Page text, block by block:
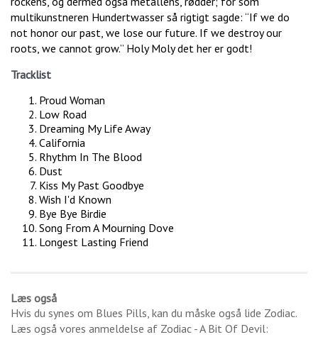
multikunstneren Hundertwasser så rigtigt sagde: “If we do
not honor our past, we lose our future. If we destroy our
roots, we cannot grow.” Holy Moly det her er godt!
Tracklist
Proud Woman
Low Road
Dreaming My Life Away
California
Rhythm In The Blood
Dust
Kiss My Past Goodbye
Wish I'd Known
Bye Bye Birdie
Song From A Mourning Dove
Longest Lasting Friend
Læs også
Hvis du synes om Blues Pills, kan du måske også lide Zodiac.
Læs også vores anmeldelse af Zodiac - A Bit Of Devil: